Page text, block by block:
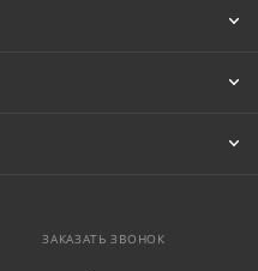
ЗАКАЗАТЬ ЗВОНОК